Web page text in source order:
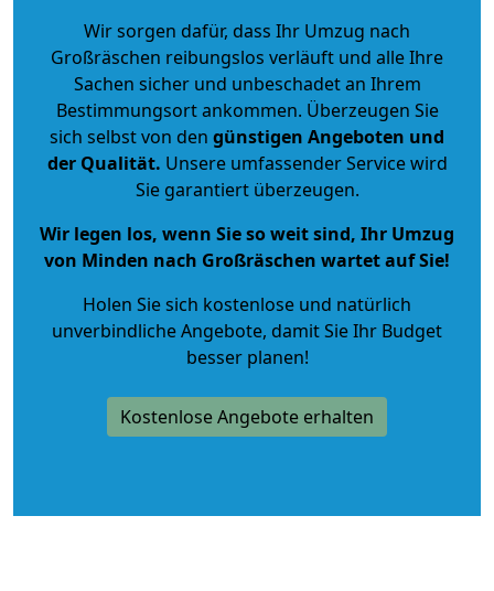
Wir sorgen dafür, dass Ihr Umzug nach
Großräschen reibungslos verläuft und alle Ihre
Sachen sicher und unbeschadet an Ihrem
Bestimmungsort ankommen. Überzeugen Sie
sich selbst von den günstigen Angeboten und
der Qualität. Unsere umfassender Service wird
Sie garantiert überzeugen.
Wir legen los, wenn Sie so weit sind, Ihr Umzug
von Minden nach Großräschen wartet auf Sie!
Holen Sie sich kostenlose und natürlich
unverbindliche Angebote, damit Sie Ihr Budget
besser planen!
Kostenlose Angebote erhalten